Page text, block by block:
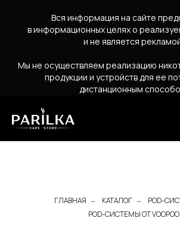
Вся информация на сайте
в информационных целях о
и не является
Мы не осуществляем реализацию
продукции и устройств для ее
дистанционным
ГЛАВНАЯ → КАТАЛОГ → POD-
POD-СИСТЕМЫ ОТ VOOPOO